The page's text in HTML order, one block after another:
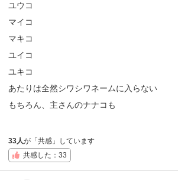
ユウコ
マイコ
マキコ
ユイコ
ユキコ
あたりは全然シワシワネームに入らない
もちろん、主さんのナナコも
33人が「共感」しています
共感した：33